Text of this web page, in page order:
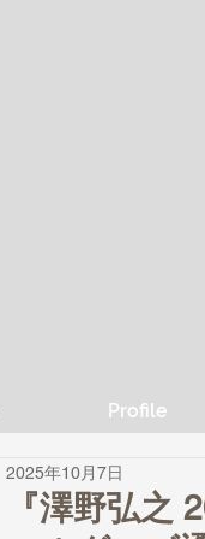
Profile
『澤野弘之
2025年10月7日